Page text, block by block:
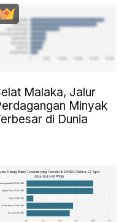
Malaka, Jalur
Minyak
di Dunia